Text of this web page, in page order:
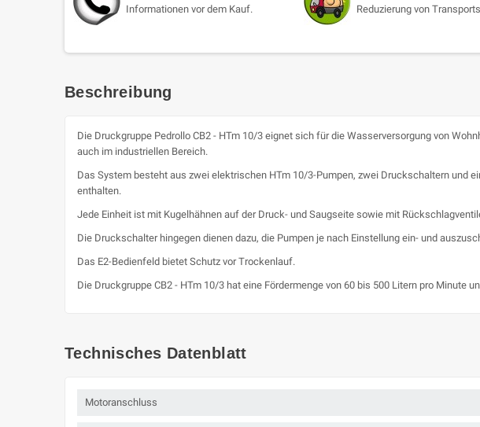
Informationen vor dem Kauf.
Reduzierung von
Beschreibung
Die Druckgruppe Pedrollo CB2 - HTm 10/3 eignet sich für die Wasserversorgung von
auch im industriellen Bereich.
Das System besteht aus zwei elektrischen HTm 10/3-Pumpen, zwei Druckschaltern
enthalten.
Jede Einheit ist mit Kugelhähnen auf der Druck- und Saugseite sowie mit
Die Druckschalter hingegen dienen dazu, die Pumpen je nach Einstellung ein- und
Das E2-Bedienfeld bietet Schutz vor Trockenlauf.
Die Druckgruppe CB2 - HTm 10/3 hat eine Fördermenge von 60 bis 500 Litern pro Minute
Technisches Datenblatt
Motoranschluss